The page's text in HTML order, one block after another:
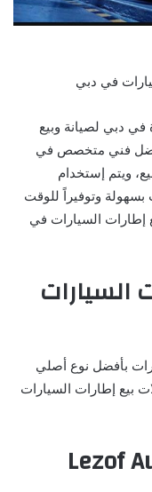
في دبي لصيانة وبيع
بأفضل فني متخصص في
ويتم إستخدام
وتوفيراً للوقت
السيارات في
السيارات
بأفضل نوع أصلي
وسوف نقدم لكم أفضل ٤ محلات بيع إطارات السيارات